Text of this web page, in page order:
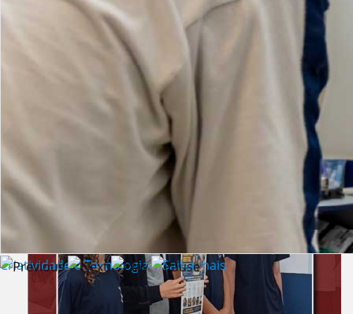
Criatividade e Tecnologia | Saiba mais